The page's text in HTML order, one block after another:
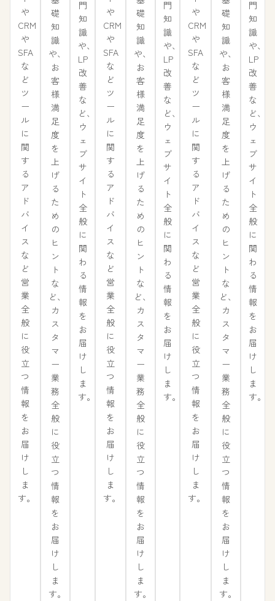
や
CRM
や
SFA
な
ど
ツ
ー
ル
に
関
す
る
ア
ド
バ
イ
ス
な
ど
営
業
全
般
に
役
立
つ
情
報
を
お
届
け
し
ま
す。
礎
知
識
や、
お
客
様
満
足
度
を
上
げ
る
た
め
の
ヒ
ン
ト
な
ど、
カ
ス
タ
マ
ー
業
務
全
般
に
役
立
つ
情
報
を
お
届
け
し
ま
す。
門
知
識
や、
LP
改
善
な
ど、
ウ
ェ
ブ
サ
イ
ト
全
般
に
関
わ
る
情
報
を
お
届
け
し
ま
す。
や
CRM
や
SFA
な
ど
ツ
ー
ル
に
関
す
る
ア
ド
バ
イ
ス
な
ど
営
業
全
般
に
役
立
つ
情
報
を
お
届
け
し
ま
す。
礎
知
識
や、
お
客
様
満
足
度
を
上
げ
る
た
め
の
ヒ
ン
ト
な
ど、
カ
ス
タ
マ
ー
業
務
全
般
に
役
立
つ
情
報
を
お
届
け
し
ま
す。
門
知
識
や、
LP
改
善
な
ど、
ウ
ェ
ブ
サ
イ
ト
全
般
に
関
わ
る
情
報
を
お
届
け
し
ま
す。
や
CRM
や
SFA
な
ど
ツ
ー
ル
に
関
す
る
ア
ド
バ
イ
ス
な
ど
営
業
全
般
に
役
立
つ
情
報
を
お
届
け
し
ま
す。
礎
知
識
や、
お
客
様
満
足
度
を
上
げ
る
た
め
の
ヒ
ン
ト
な
ど、
カ
ス
タ
マ
ー
業
務
全
般
に
役
立
つ
情
報
を
お
届
け
し
ま
す。
門
知
識
や、
LP
改
善
な
ど、
ウ
ェ
ブ
サ
イ
ト
全
般
に
関
わ
る
情
報
を
お
届
け
し
ま
す。